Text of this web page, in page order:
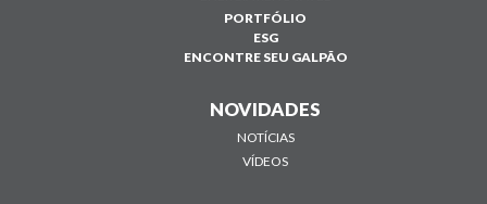
PORTFÓLIO
ESG
ENCONTRE SEU GALPÃO
NOVIDADES
NOTÍCIAS
VÍDEOS